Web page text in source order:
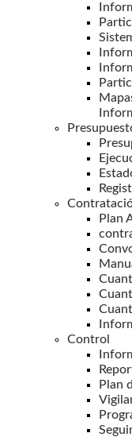
Plan
Control
Plan